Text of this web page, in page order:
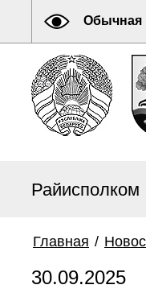
Обычная
Райисполком
Главная /
30.09.2025